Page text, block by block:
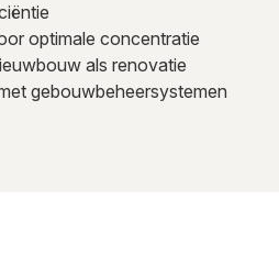
optimale concentratie
als renovatie
gebouwbeheersystemen